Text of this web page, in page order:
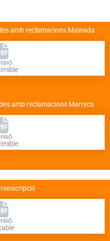
amb reclamacions Mainada
amb reclamacions Marrecs